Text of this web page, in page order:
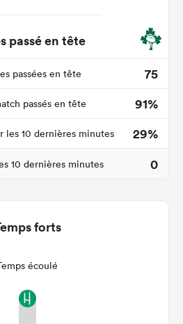
passé en tête
passées en tête
75
passés en tête
91%
les 10 dernières minutes
29%
10 dernières minutes 0
forts
écoulé